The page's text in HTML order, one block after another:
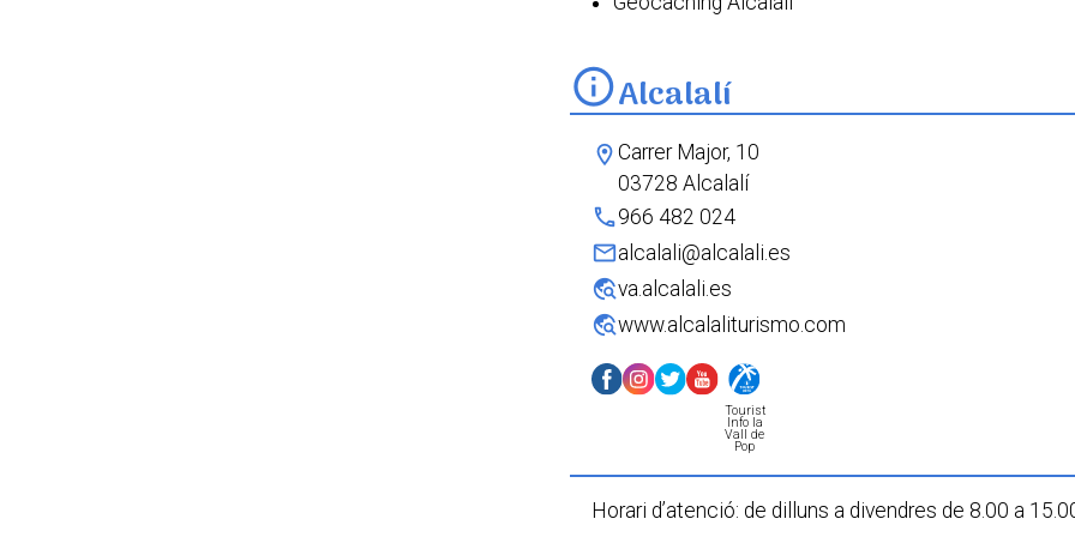
infoAlcalalí
location_onCarrer Major, 10
03728 Alcalalí
phone966 482 024
mailalcalali@alcalali.es
travel_exploreva.alcalali.es
travel_explorewww.alcalaliturismo.com
Tourist
Info la
Vall de
Pop
Horari d’atenció: de dilluns a divendres de 8.00 a